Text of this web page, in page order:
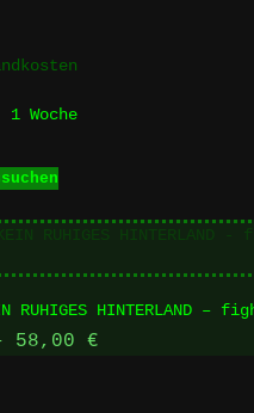
1 Woche
Dieses
Produkt
mehrere
Die
Optionen
RUHIGES HINTERLAND –
58,00 €